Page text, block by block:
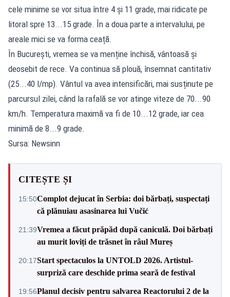
cele minime se vor situa între 4 și 11 grade, mai ridicate pe
litoral spre 13...15 grade. În a doua parte a intervalului, pe
areale mici se va forma ceață.
În București, vremea se va menține închisă, vântoasă și
deosebit de rece. Va continua să plouă, însemnat cantitativ
(25...40 l/mp). Vântul va avea intensificări, mai susținute pe
parcursul zilei, când la rafală se vor atinge viteze de 70...90
km/h. Temperatura maximă va fi de 10...12 grade, iar cea
minimă de 8...9 grade.
Sursa: Newsinn
CITEȘTE ȘI
15:50Complot dejucat în Serbia: doi bărbați, suspectați
că plănuiau asasinarea lui Vučić
21:39Vremea a făcut prăpăd după caniculă. Doi bărbați
au murit loviți de trăsnet în râul Mureș
20:17Start spectaculos la UNTOLD 2026. Artistul-
surpriză care deschide prima seară de festival
19:56Planul decisiv pentru salvarea Reactorului 2 de la